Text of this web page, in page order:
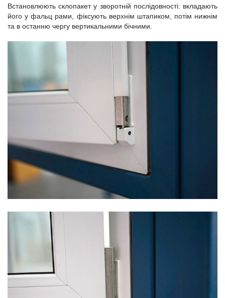
Встановлюють склопакет у зворотній послідовності: вкладають
його у фальц рами, фіксують верхнім штапиком, потім нижнім
та в останню чергу вертикальними бічними.